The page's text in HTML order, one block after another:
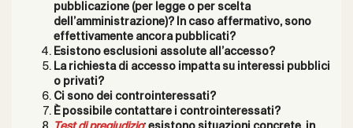
pubblicazione (per legge o per scelta
dell’amministrazione)? In caso affermativo, sono
effettivamente ancora pubblicati?
Esistono esclusioni assolute all’accesso?
La richiesta di accesso impatta su interessi pubblici
o privati?
Ci sono dei controinteressati?
È possibile contattare i controinteressati?